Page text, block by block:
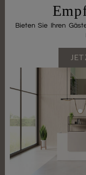
Bieten Sie Ihren